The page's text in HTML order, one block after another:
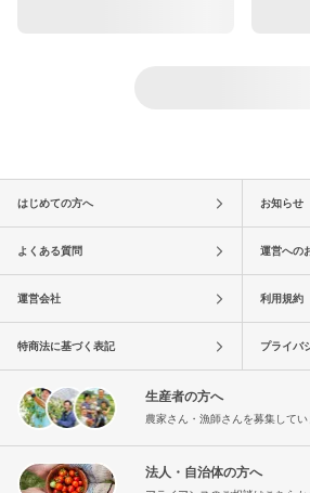
はじめての方へ お知らせ
よくある質問 運営への
運営会社 利用規約
特商法に基づく表記 プライバ
生産者の方へ
農家さん・漁師さんを募集してい
法人・自治体の方へ